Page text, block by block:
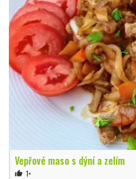
Vepřové maso s dýní a zelím
thumb_up 1×